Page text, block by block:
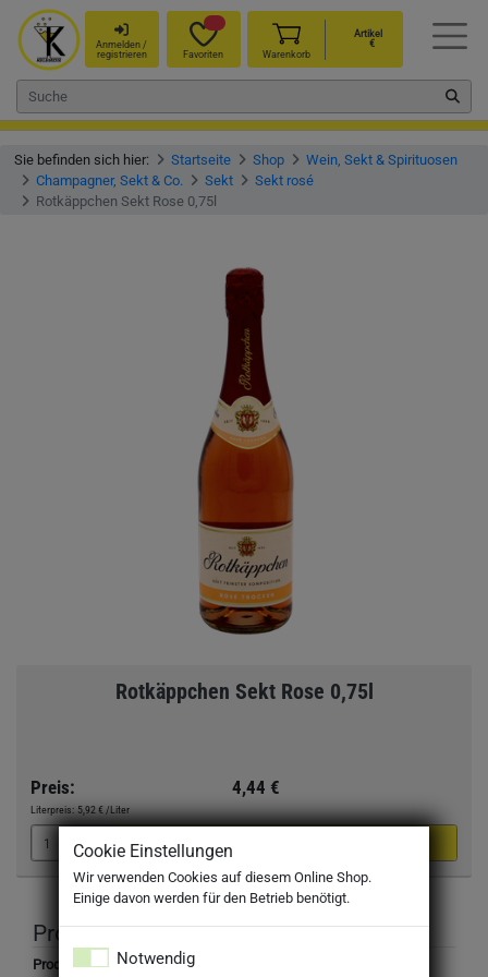
Anmelden /
registrieren
Favoriten Warenkorb
Artikel
€
Sie befinden sich hier: Startseite Shop
Wein, Sekt & Spirituosen
Champagner, Sekt & Co.
Sekt
Sekt rosé
Rotkäppchen Sekt Rose 0,75l
Rotkäppchen Sekt Rose 0,75l
Preis: 4,44 €
Literpreis: 5,92 €/Liter
Produktbeschreibung
Produktbezeichnung:
Cookie Einstellungen
Wir verwenden Cookies auf diesem Online Shop.
Einige davon werden für den Betrieb benötigt.
Notwendig